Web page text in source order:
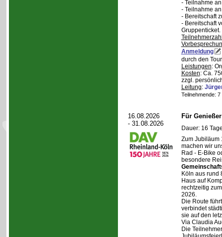
- Teilnahme
- Teilnahme
- Bereitschaft
- Bereitschaft
Gruppenticket.
Anmeldung
durch den
Leistungen:
Kosten: Ca.
zzgl.
Leitung:
Teilnehmende:
16.08.2026
- 31.08.2026
Für
Dauer: 16
Zum Jubiläum
machen wir
Rad - E-Bike
besondere
Köln aus rund
Haus auf
rechtzeitig
2026.
Die Route
verbindet
sie auf den
Via Claudia
Die